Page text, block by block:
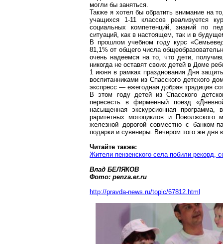
могли бы заняться.
Также я хотел бы обратить внимание на
учащихся 1-11 классов реализуется
социальных компетенций, знаний по
ситуаций, как в настоящем, так и в
В прошлом учебном году курс «
81,1% от общего числа
очень надеемся на то, что дети,
никогда не оставят своих детей в Доме
1 июня в рамках празднования Дня
воспитанниками из Спасского детского
экспресс — ежегодная добрая традиция
В этом году детей из Спасского
пересесть в фирменный поезд
насыщенная экскурсионная
раритетных мотоциклов и Поволжского
железной дорогой совместно с банком-
подарки и сувениры. Вечером того же дня
Читайте также:
Жители пензенского села побили рекорд,
Влад БЕЛЯКОВ
Фото: penza.er.ru
http://pravda-news.ru/topic/67812.html